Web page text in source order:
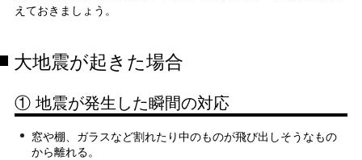
えておきましょう。
大地震が起きた場合
① 地震が発生した瞬間の対応
窓や棚、ガラスなど割れたり中のものが飛び出しそうなもの
から離れる。